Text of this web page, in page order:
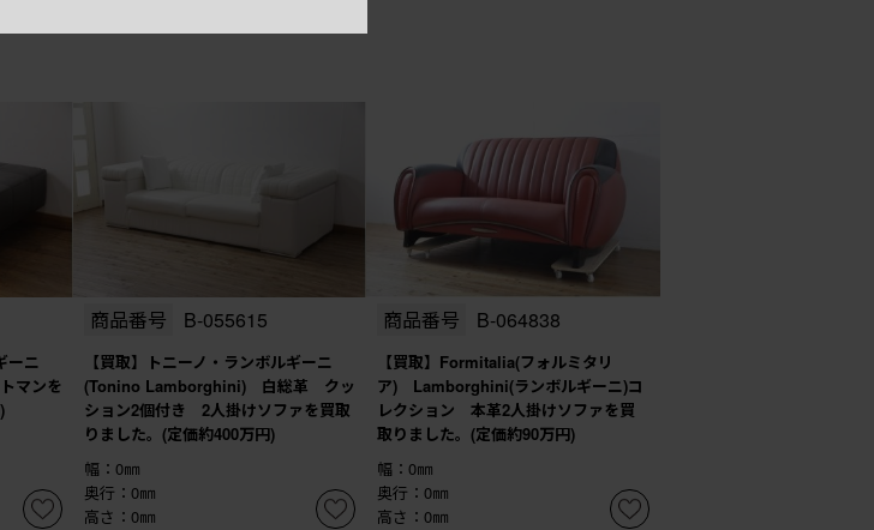
ーニ
マンを
商品番号 B-055615
【買取】トニーノ・ランボルギーニ
(Tonino Lamborghini) 白総革 クッ
ション2個付き 2人掛けソファを買取
りました。(定価約400万円)
幅：0㎜
奥行：0㎜
高さ：0㎜
商品番号 B-064838
【買取】Formitalia(フォルミタリ
ア) Lamborghini(ランボルギーニ)コ
レクション 本革2人掛けソファを買
取りました。(定価約90万円)
幅：0㎜
奥行：0㎜
高さ：0㎜